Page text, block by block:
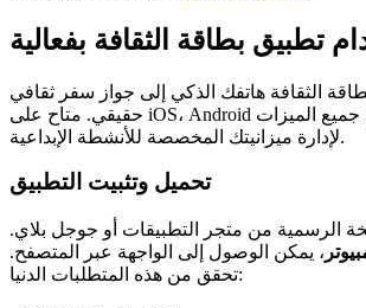
تطبيق بطاقة الثقافة بفعالية
الثقافة هاتفك الذكي إلى جواز سفر ثقافي
جميع الميزات
لإدارة ميزانيتك المخصصة للأنشطة الإبداعية.
تحميل وتثبيت التطبيق
الرسمية من متجر التطبيقات أو جوجل بلاي.
، يمكن الوصول إلى الواجهة عبر المتصفح.
تحقق من هذه المتطلبات الدنيا: